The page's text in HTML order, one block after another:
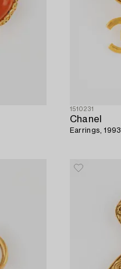
1510231
Chanel
Earrings, 1993.